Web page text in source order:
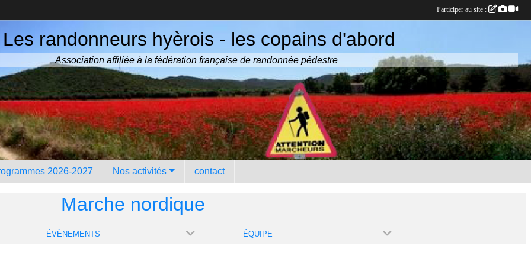
Les randonneurs hyèrois - les copains d'abord
Association affiliée à la fédération française de randonnée pédestre
2026-2027 Nos activités contact
Marche nordique
ÉVÈNEMENTS ÉQUIPE
Participer au site :